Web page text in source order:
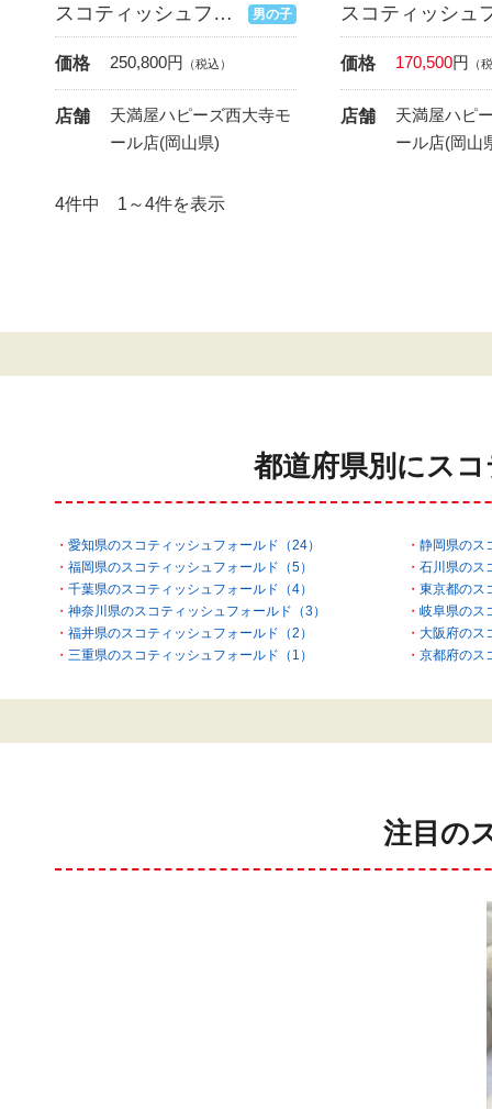
スコティッシュフォールド 男の子
価格 250,800円 （税込）
店舗
天満屋ハピーズ西大寺モ
ール店(岡山県)
価格 170,500円 （
店舗
天満屋ハピ
ール店(岡山
4件中 1～4件を表示
都道府県別にス
愛知県のスコティッシュフォールド（24）
静岡県のス
福岡県のスコティッシュフォールド（5）
石川県のス
千葉県のスコティッシュフォールド（4）
東京都のス
神奈川県のスコティッシュフォールド（3）
岐阜県のス
福井県のスコティッシュフォールド（2）
大阪府のス
三重県のスコティッシュフォールド（1）
京都府のス
注目の